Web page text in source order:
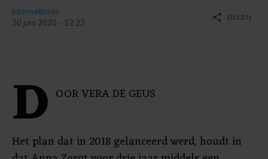
Internetbode
30 juni 2020 - 12:23
share DELEN
D OOR VERA DE GEUS
Het plan dat in 2018 gelanceerd werd, houdt in